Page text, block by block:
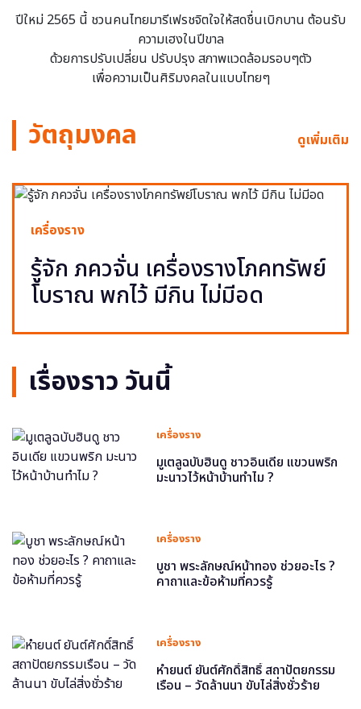
ปีใหม่ 2565 นี้ ชวนคนไทยมารีเฟรชจิตใจให้สดชื่นเบิกบาน ต้อนรับ
ความเฮงในปีขาล
ด้วยการปรับเปลี่ยน ปรับปรุง สภาพแวดล้อมรอบๆตัว
เพื่อความเป็นศิริมงคลในแบบไทยๆ
วัตถุมงคล ดูเพิ่มเติม
เครื่องราง
รู้จัก ภควจั่น เครื่องรางโภคทรัพย์
โบราณ พกไว้ มีกิน ไม่มีอด
เรื่องราว วันนี้
เครื่องราง
มูเตลูฉบับฮินดู ชาวอินเดีย แขวนพริก
มะนาวไว้หน้าบ้านทำไม ?
เครื่องราง
บูชา พระลักษณ์หน้าทอง ช่วยอะไร ?
คาถาและข้อห้ามที่ควรรู้
เครื่องราง
หำยนต์ ยันต์ศักดิ์สิทธิ์ สถาปัตยกรรม
เรือน – วัดล้านนา ขับไล่สิ่งชั่วร้าย